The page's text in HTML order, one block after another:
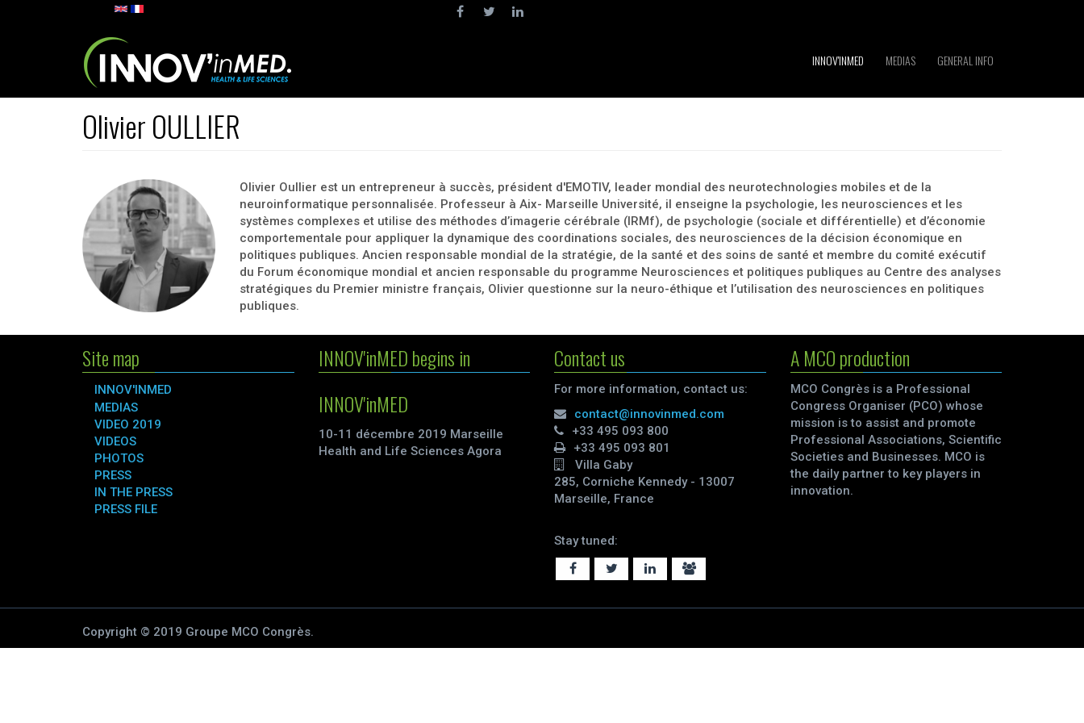
Skip to main content
INNOV'INMED MEDIAS GENERAL INFO
Olivier OULLIER
Olivier Oullier est un entrepreneur à succès, président d'EMOTIV, leader mondial des neurotechnologies mobiles et de la
neuroinformatique personnalisée. Professeur à Aix- Marseille Université, il enseigne la psychologie, les neurosciences et les
systèmes complexes et utilise des méthodes d’imagerie cérébrale (IRMf), de psychologie (sociale et différentielle) et d’économie
comportementale pour appliquer la dynamique des coordinations sociales, des neurosciences de la décision économique en
politiques publiques. Ancien responsable mondial de la stratégie, de la santé et des soins de santé et membre du comité exécutif
du Forum économique mondial et ancien responsable du programme Neurosciences et politiques publiques au Centre des analyses
stratégiques du Premier ministre français, Olivier questionne sur la neuro-éthique et l’utilisation des neurosciences en politiques
publiques.
Site map
INNOV'INMED
MEDIAS
VIDEO 2019
VIDEOS
PHOTOS
PRESS
IN THE PRESS
PRESS FILE
INNOV'inMED begins in
INNOV'inMED
10-11 décembre 2019 Marseille
Health and Life Sciences Agora
Contact us
For more information, contact us:
contact@innovinmed.com
+33 495 093 800
+33 495 093 801
Villa Gaby
285, Corniche Kennedy - 13007
Marseille, France
Stay tuned:
A MCO production
MCO Congrès is a Professional
Congress Organiser (PCO) whose
mission is to assist and promote
Professional Associations, Scientific
Societies and Businesses. MCO is
the daily partner to key players in
innovation.
Copyright © 2019 Groupe MCO Congrès.